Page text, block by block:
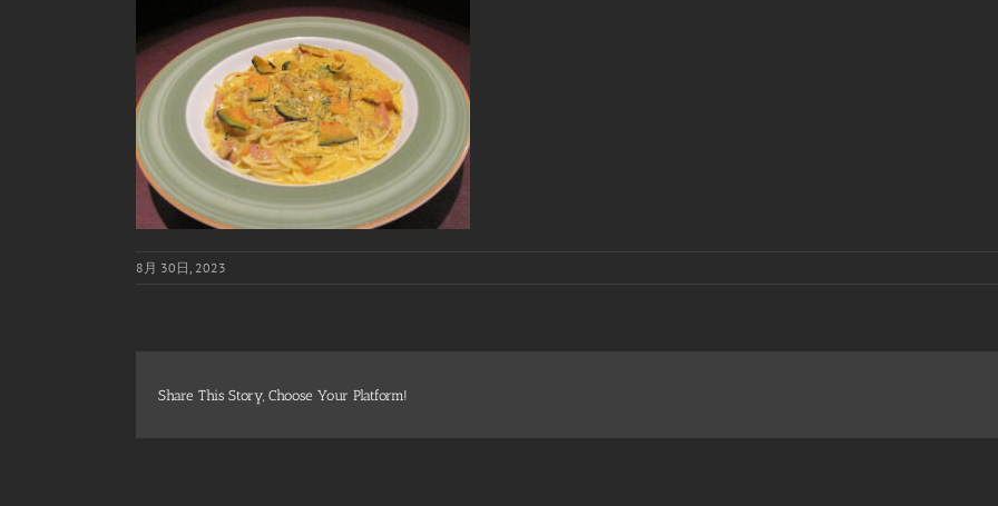
8月 30日, 2023
Share This Story, Choose Your Platform!